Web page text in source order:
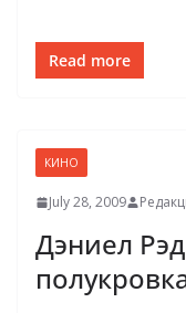
Read more
КИНО
July 28, 2009
Дэниел